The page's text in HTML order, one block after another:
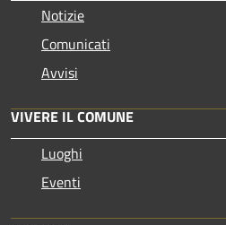
Notizie
Comunicati
Avvisi
VIVERE IL COMUNE
Luoghi
Eventi